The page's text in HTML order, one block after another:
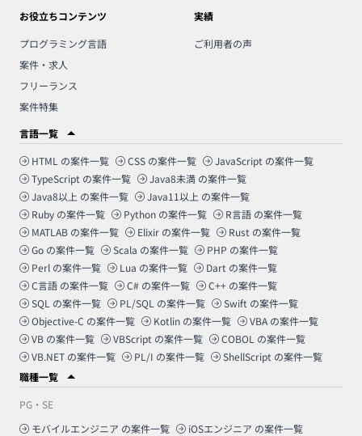
お役立ちコンテンツ
プログラミング言語
案件・求人
フリーランス
案件特集
実績
ご利用者の声
言語一覧
HTML の案件一覧 CSS の案件一覧 JavaScript の案件一覧
TypeScript の案件一覧 Java8未満 の案件一覧
Java8以上 の案件一覧 Java11以上 の案件一覧
Ruby の案件一覧 Python の案件一覧 R言語 の案件一覧
MATLAB の案件一覧 Elixir の案件一覧 Rust の案件一覧
Go の案件一覧 Scala の案件一覧 PHP の案件一覧
Perl の案件一覧 Lua の案件一覧 Dart の案件一覧
C言語 の案件一覧 C# の案件一覧 C++ の案件一覧
SQL の案件一覧 PL/SQL の案件一覧 Swift の案件一覧
Objective-C の案件一覧 Kotlin の案件一覧 VBA の案件一覧
VB の案件一覧 VBScript の案件一覧 COBOL の案件一覧
VB.NET の案件一覧 PL/I の案件一覧 ShellScript の案件一覧
職種一覧
PG・SE
モバイルエンジニア の案件一覧 iOSエンジニア の案件一覧